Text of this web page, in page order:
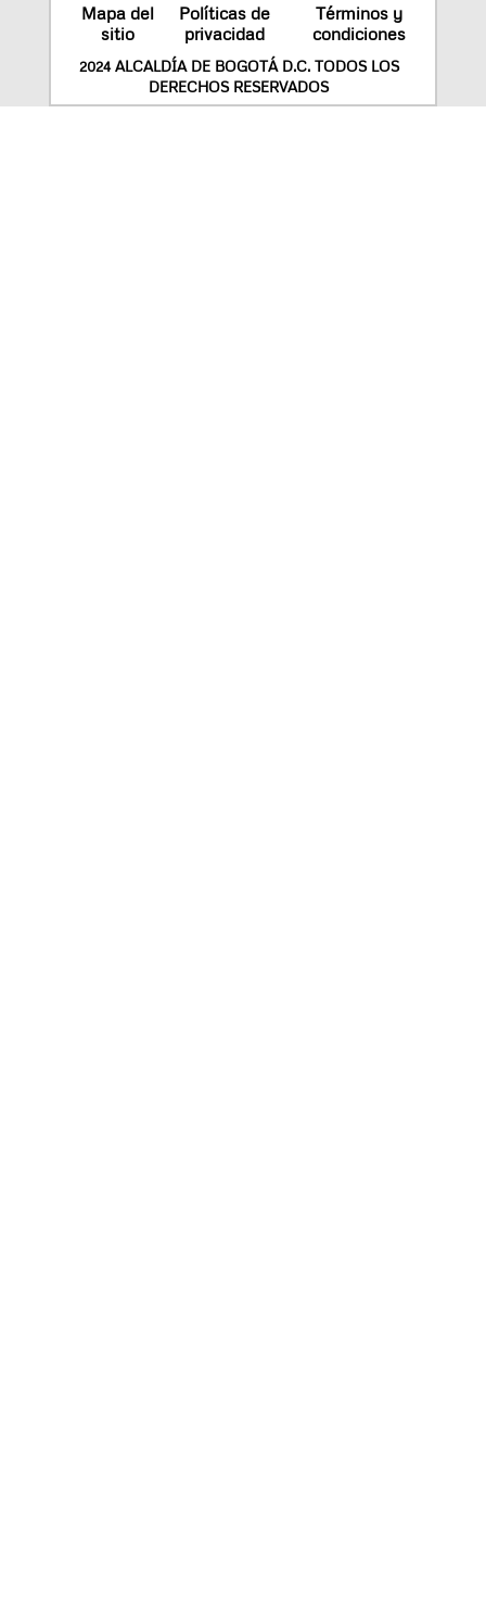
Mapa del
sitio
Políticas de
privacidad
Términos y
condiciones
2024 ALCALDÍA DE BOGOTÁ D.C. TODOS LOS
DERECHOS RESERVADOS